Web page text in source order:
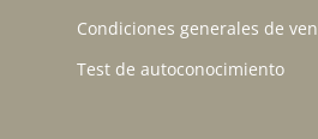
Condiciones generales de
Test de autoconocimiento